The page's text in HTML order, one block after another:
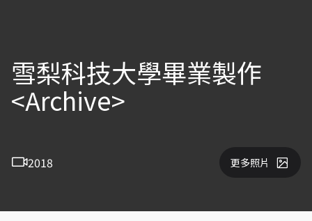
雪梨科技大學畢業製作
<Archive>
2018 更多照片